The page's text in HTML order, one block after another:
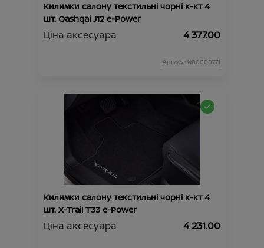
Килимки салону текстильні чорні к-кт 4
шт. Qashqai J12 e-Power
Ціна аксесуара 4 377.00
Артикул:N00000771
Килимки салону текстильні чорні к-кт 4
шт. X-Trail T33 e-Power
Ціна аксесуара 4 231.00